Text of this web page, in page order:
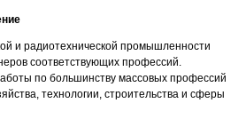
и радиотехнической промышленности
соответствующих профессий.
по большинству массовых профессий
технологии, строительства и сферы